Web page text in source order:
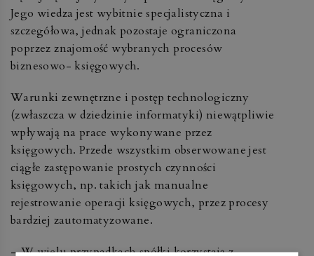
Jego wiedza jest wybitnie specjalistyczna i
szczegółowa, jednak pozostaje ograniczona
poprzez znajomość wybranych procesów
biznesowo- księgowych.
Warunki zewnętrzne i postęp technologiczny
(zwłaszcza w dziedzinie informatyki) niewątpliwie
wpływają na prace wykonywane przez
księgowych. Przede wszystkim obserwowane jest
ciągłe zastępowanie prostych czynności
księgowych, np. takich jak manualne
rejestrowanie operacji księgowych, przez procesy
bardziej zautomatyzowane.
– W wielu przypadkach spółki korzystają z